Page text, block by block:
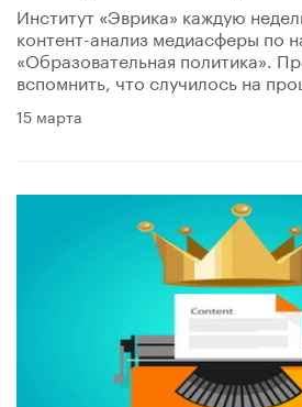
Институт «Эврика» каждую
контент-анализ медиасферы по
«Образовательная политика».
вспомнить, что случилось на
15 марта